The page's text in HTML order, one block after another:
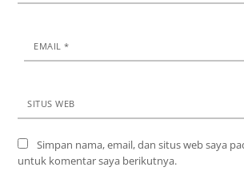
EMAIL*
SITUS WEB
Simpan nama, email, dan situs web saya
untuk komentar saya berikutnya.